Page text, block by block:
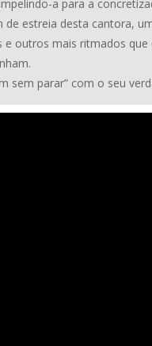
a para a
de estreia desta cantora,
outros mais ritmados
sem parar” com o seu